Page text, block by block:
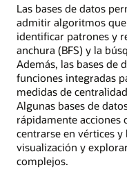
Las bases de datos
admitir algoritmos
identificar patrones y
anchura (BFS) y la
Además, las bases de
funciones integradas
medidas de
Algunas bases de
rápidamente
centrarse en vértices
visualización y
complejos.